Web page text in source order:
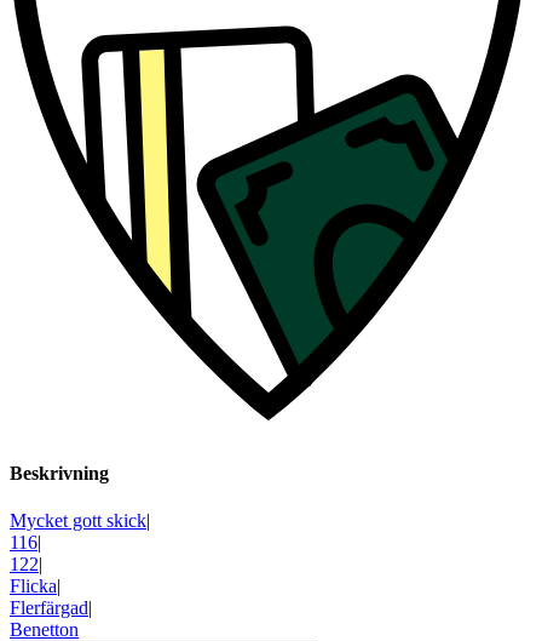
Beskrivning
Mycket gott skick|
116|
122|
Flicka|
Flerfärgad|
Benetton